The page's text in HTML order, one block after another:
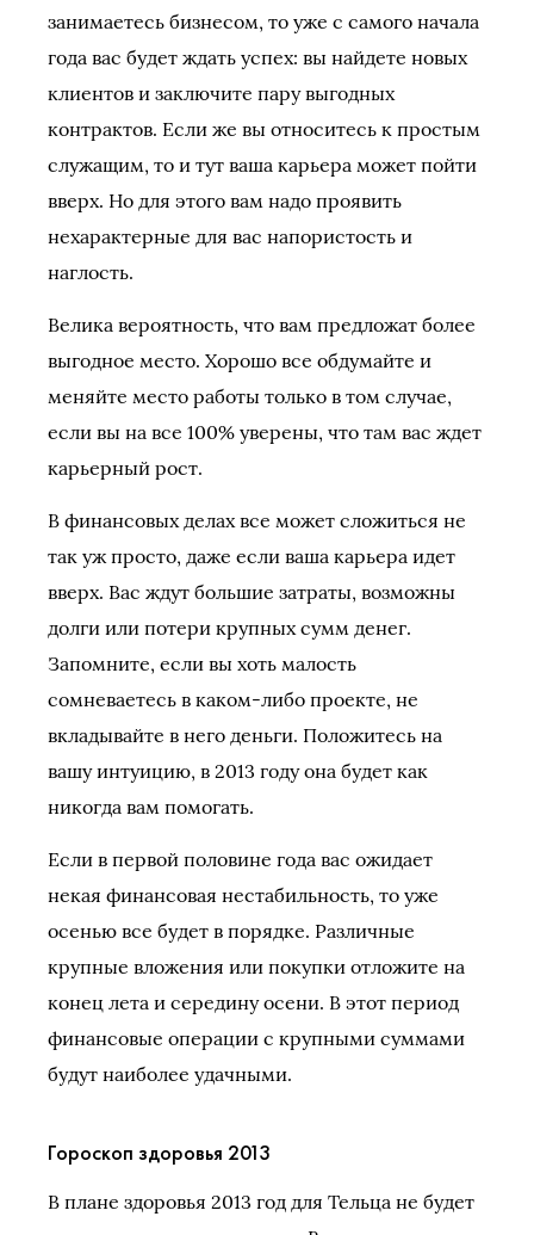
занимаетесь бизнесом, то уже с самого начала
года вас будет ждать успех: вы найдете новых
клиентов и заключите пару выгодных
контрактов. Если же вы относитесь к простым
служащим, то и тут ваша карьера может пойти
вверх. Но для этого вам надо проявить
нехарактерные для вас напористость и
наглость.
Велика вероятность, что вам предложат более
выгодное место. Хорошо все обдумайте и
меняйте место работы только в том случае,
если вы на все 100% уверены, что там вас ждет
карьерный рост.
В финансовых делах все может сложиться не
так уж просто, даже если ваша карьера идет
вверх. Вас ждут большие затраты, возможны
долги или потери крупных сумм денег.
Запомните, если вы хоть малость
сомневаетесь в каком-либо проекте, не
вкладывайте в него деньги. Положитесь на
вашу интуицию, в 2013 году она будет как
никогда вам помогать.
Если в первой половине года вас ожидает
некая финансовая нестабильность, то уже
осенью все будет в порядке. Различные
крупные вложения или покупки отложите на
конец лета и середину осени. В этот период
финансовые операции с крупными суммами
будут наиболее удачными.
Гороскоп здоровья 2013
В плане здоровья 2013 год для Тельца не будет